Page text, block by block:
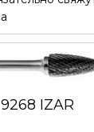
IZAR